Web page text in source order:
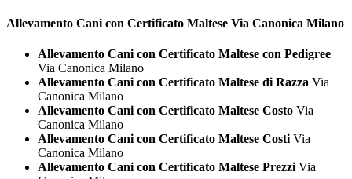
Allevamento Cani con Certificato Maltese Via Canonica Milano
Allevamento Cani con Certificato Maltese con Pedigree
Via Canonica Milano
Allevamento Cani con Certificato Maltese di Razza Via
Canonica Milano
Allevamento Cani con Certificato Maltese Costo Via
Canonica Milano
Allevamento Cani con Certificato Maltese Costi Via
Canonica Milano
Allevamento Cani con Certificato Maltese Prezzi Via